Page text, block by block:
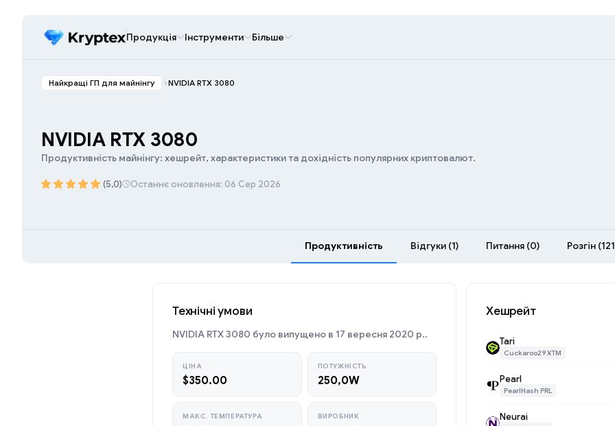
Продукція Інструменти Більше
Найкращі ГП для майнінгу NVIDIA RTX 3080
NVIDIA RTX 3080
Продуктивність майнінгу: хешрейт, характеристики та дохідність популярних криптовалют.
(5,0) Останнє оновлення: 06 Сер 2026
Продуктивність Відгуки (1) Питання (0) Розгін
Технічні умови
NVIDIA RTX 3080 було випущено в 17 вересня 2020 р..
ЦІНА
$350.00
ПОТУЖНІСТЬ
250,0W
МАКС. ТЕМПЕРАТУРА ВИРОБНИК
Хешрейт
Tari
Cuckaroo29 XTM
Pearl
PearlHash PRL
Neurai